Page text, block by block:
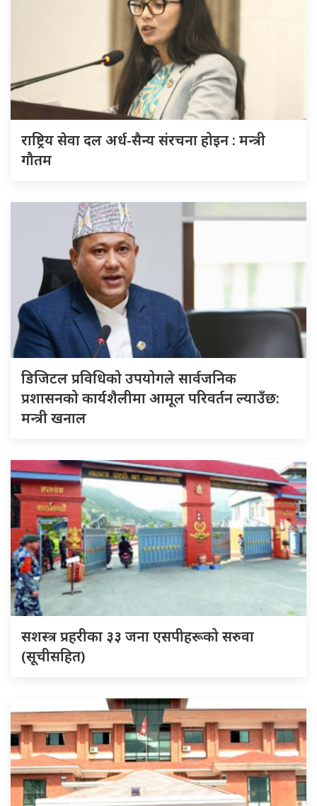
राष्ट्रिय सेवा दल अर्ध-सैन्य संरचना होइन : मन्त्री
गौतम
डिजिटल प्रविधिको उपयोगले सार्वजनिक
प्रशासनको कार्यशैलीमा आमूल परिवर्तन ल्याउँछ:
मन्त्री खनाल
सशस्त्र प्रहरीका ३३ जना एसपीहरूको सरुवा
(सूचीसहित)